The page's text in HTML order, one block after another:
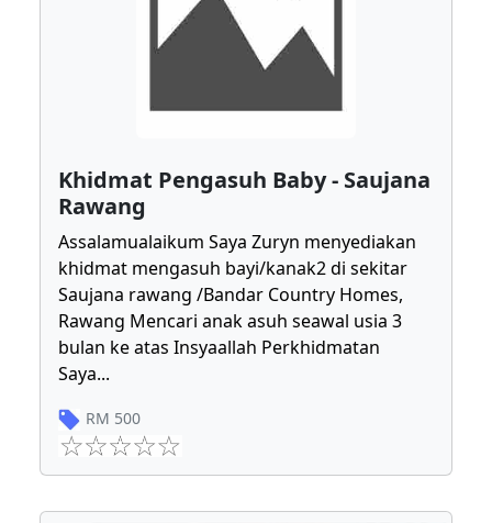
Khidmat Pengasuh Baby - Saujana
Rawang
Assalamualaikum Saya Zuryn menyediakan
khidmat mengasuh bayi/kanak2 di sekitar
Saujana rawang /Bandar Country Homes,
Rawang Mencari anak asuh seawal usia 3
bulan ke atas Insyaallah Perkhidmatan
Saya...
RM 500